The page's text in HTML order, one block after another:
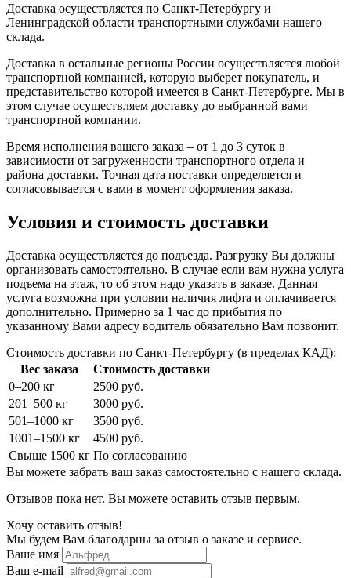
Доставка осуществляется по Санкт-Петербургу и
Ленинградской области транспортными службами нашего
склада.
Доставка в остальные регионы России осуществляется любой
транспортной компанией, которую выберет покупатель, и
представительство которой имеется в Санкт-Петербурге. Мы в
этом случае осуществляем доставку до выбранной вами
транспортной компании.
Время исполнения вашего заказа – от 1 до 3 суток в
зависимости от загруженности транспортного отдела и
района доставки. Точная дата поставки определяется и
согласовывается с вами в момент оформления заказа.
Условия и стоимость доставки
Доставка осуществляется до подъезда. Разгрузку Вы должны
организовать самостоятельно. В случае если вам нужна услуга
подъема на этаж, то об этом надо указать в заказе. Данная
услуга возможна при условии наличия лифта и оплачивается
дополнительно. Примерно за 1 час до прибытия по
указанному Вами адресу водитель обязательно Вам позвонит.
Стоимость доставки по Санкт-Петербургу (в пределах КАД):
Вес заказа
Стоимость доставки
0–200 кг
2500 руб.
201–500 кг
3000 руб.
501–1000 кг
3500 руб.
1001–1500 кг
4500 руб.
Свыше 1500 кг По согласованию
Вы можете забрать ваш заказ самостоятельно с нашего склада.
Отзывов пока нет. Вы можете оставить отзыв первым.
Хочу оставить отзыв!
Мы будем Вам благодарны за отзыв о заказе и сервисе.
Ваше имя
Ваш e-mail